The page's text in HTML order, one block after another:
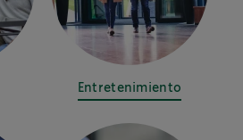
Entretenimiento